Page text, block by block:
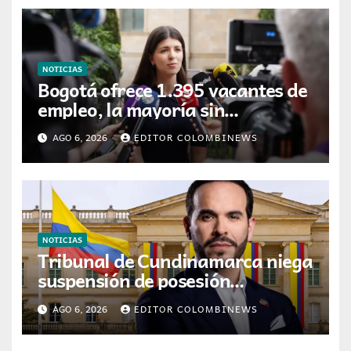
NOTICIAS
Bogotá ofrece 1.395 vacantes de
empleo, la mayoría sin
experiencia requerida
AGO 6, 2026 EDITOR COLOMBINEWS
NOTICIAS
Tribunal de Cundinamarca niega
suspensión de posesión
presidencial de Abelardo de la
Espriella en Cali
AGO 6, 2026 EDITOR COLOMBINEWS